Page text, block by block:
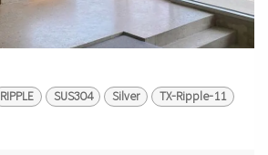
RIPPLE SUS304 Silver TX-Ripple-11